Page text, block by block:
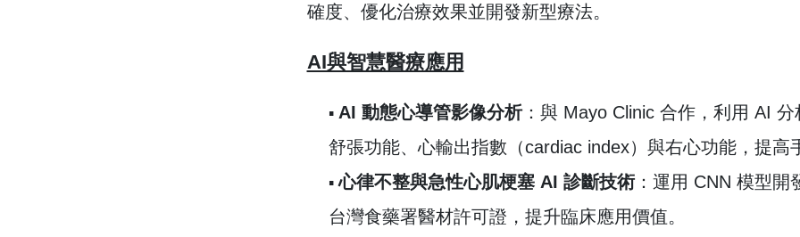
確度、優化治療效果並開發新型療法。
AI與智慧醫療應用
▪︎ AI 動態心導管影像分析：與 Mayo Clinic 合作，利用 AI 分
舒張功能、心輸出指數（cardiac index）與右心功能，提高
▪︎心律不整與急性心肌梗塞 AI 診斷技術：運用 CNN 模型開
台灣食藥署醫材許可證，提升臨床應用價值。